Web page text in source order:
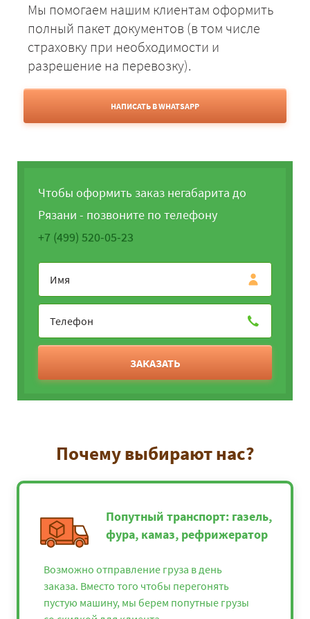
Мы помогаем нашим клиентам оформить
полный пакет документов (в том числе
страховку при необходимости и
разрешение на перевозку).
НАПИСАТЬ В WHATSAPP
Чтобы оформить заказ негабарита до
Рязани - позвоните по телефону
+7 (499) 520-05-23
ЗАКАЗАТЬ
Почему выбирают нас?
Попутный транспорт: газель,
фура, камаз, рефрижератор
Возможно отправление груза в день
заказа. Вместо того чтобы перегонять
пустую машину, мы берем попутные грузы